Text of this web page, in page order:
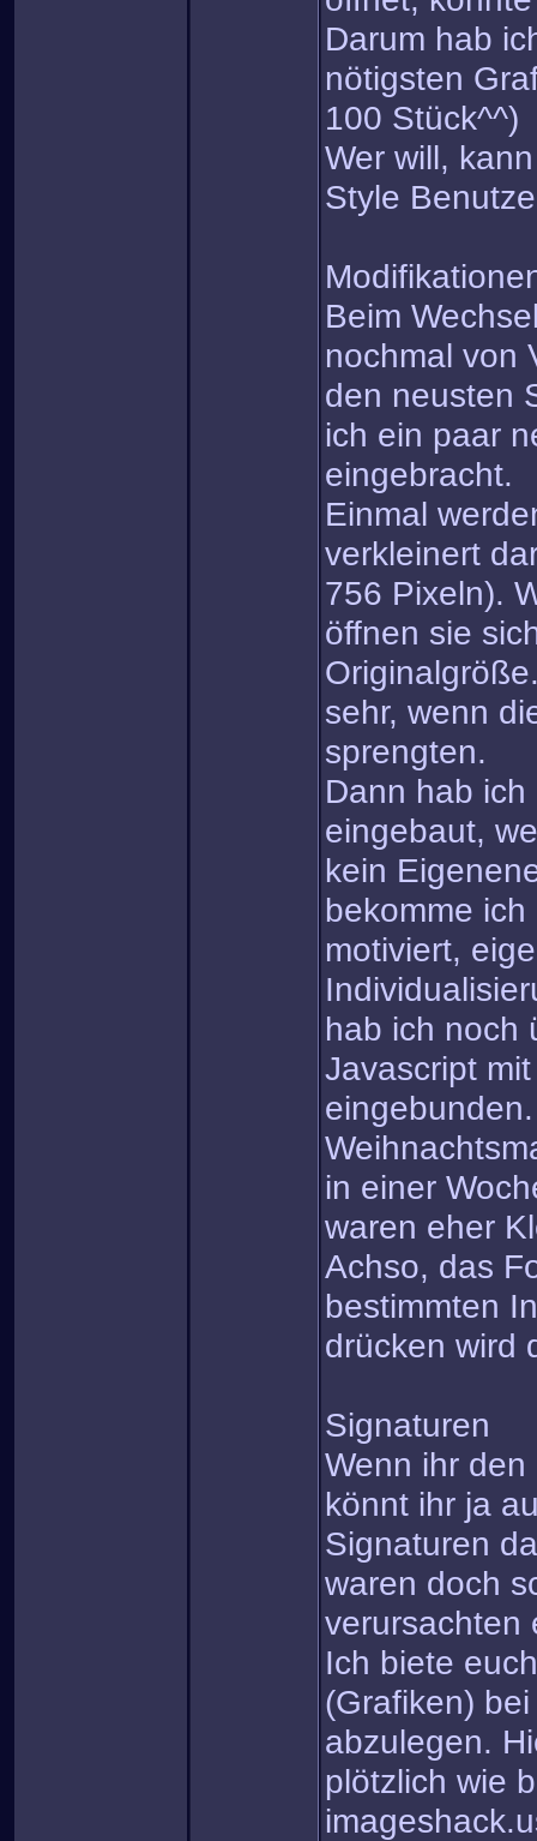
Darum hab
nötigsten
100 Stück^^)
Wer will,
Style
Beim
nochmal von
den neusten
ich ein paar
eingebracht.
Einmal
verkleinert
756 Pixeln).
öffnen sie
sehr, wenn
sprengten.
Dann hab
eingebaut,
kein
bekomme
motiviert,
hab ich noch
Javascript
in einer
waren eher
Achso, das
bestimmten
drücken wird
Signaturen
Wenn ihr
könnt ihr ja
Signaturen
waren doch
verursachten
Ich biete
(Grafiken)
abzulegen.
plötzlich wie